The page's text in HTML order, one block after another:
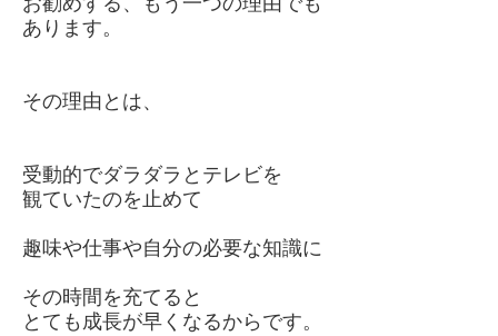
あります。
その理由とは、
受動的でダラダラとテレビを
観ていたのを止めて
趣味や仕事や自分の必要な知識に
その時間を充てると
とても成長が早くなるからです。